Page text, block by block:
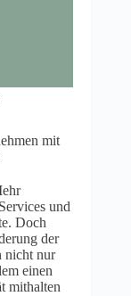
mit
und
Doch
der
nicht nur
einen
mithalten